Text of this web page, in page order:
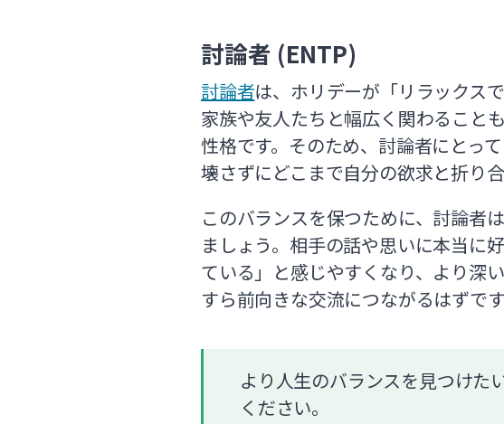
討論者 (ENTP)
討論者は、ホリデーが「リラックス
家族や友人たちと幅広く関わること
性格です。そのため、討論者にとっ
壊さずにどこまで自分の欲求と折り
このバランスを保つために、討論者
ましょう。相手の話や思いに本当に
ている」と感じやすくなり、より深
すら前向きな交流につながるはずです
より人生のバランスを見つけた
ください。